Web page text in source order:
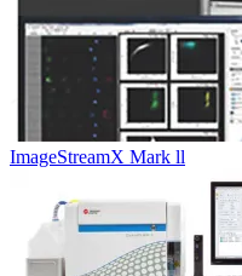
ImageStreamX Mark ll